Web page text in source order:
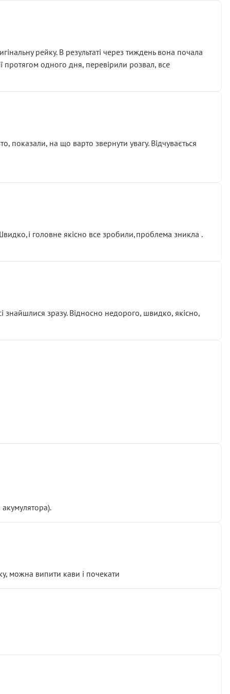
рейку. В результаті через тиждень вона почала
протягом одного дня, перевірили розвал, все
показали, на що варто звернути увагу. Відчувається
головне якісно все зробили,проблема зникла .
знайшлися зразу. Відносно недорого, швидко, якісно,
можна випити кави і почекати